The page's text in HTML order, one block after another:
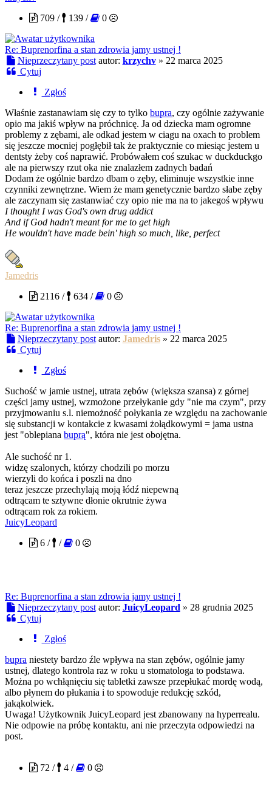
709 /
139 / 0
Re: Buprenorfina a stan zdrowia jamy ustnej !
Nieprzeczytany post autor: krzychv» 22 marca 2025
Cytuj
Zgłoś
Właśnie zastanawiam się czy to tylko bupra, czy ogólnie zażywanie
opio ma jakiś wpływ na próchnicę. Ja od dziecka mam ogromne
problemy z zębami, ale odkad jestem w ciagu na oxach to problem
się jeszcze mocniej pogłębił tak że praktycznie co miesiąc jestem u
dentsty żeby coś naprawić. Probówałem coś szukac w duckduckgo
ale na pierwszy rzut oka nie znalazłem zadnych badań
Dodam że ogólnie bardzo dbam o zęby, eliminuje wszystkie inne
czynniki zewnętrzne. Wiem że mam genetycznie bardzo słabe zęby
ale zaczynam się zastanwiać czy opio nie ma na to jakegoś wpływu
I thought I was God's own drug addict
And if God hadn't meant for me to get high
He wouldn't have made bein' high so much, like, perfect
Jamedris
2116 /
634 / 0
Re: Buprenorfina a stan zdrowia jamy ustnej !
Nieprzeczytany post autor: Jamedris» 22 marca 2025
Cytuj
Zgłoś
Suchość w jamie ustnej, utrata zębów (większa szansa) z górnej
części jamy ustnej, wzmożone przełykanie gdy "nie ma czym", przy
przyjmowaniu s.l. niemożność połykania ze względu na zachowanie
się substancji w kontakcie z kwasami żołądkowymi = jama ustna
jest "oblepiana buprą", która nie jest obojętna.
Ale suchość nr 1.
widzę szalonych, którzy chodzili po morzu
wierzyli do końca i poszli na dno
teraz jeszcze przechylają moją łódź niepewną
odtrącam te sztywne dłonie okrutnie żywa
odtrącam rok za rokiem.
JuicyLeopard
6 /
/ 0
Re: Buprenorfina a stan zdrowia jamy ustnej !
Nieprzeczytany post autor: JuicyLeopard » 28 grudnia 2025
Cytuj
Zgłoś
bupra niestety bardzo źle wpływa na stan zębów, ogólnie jamy
ustnej, dlatego kontrola raz w roku u stomatologa to podstawa.
Można po wchłąnięciu się tabletki zawsze przepłukać mordę wodą,
albo płynem do płukania i to spowoduje redukcję szkód,
jakąkolwiek.
Uwaga! Użytkownik JuicyLeopard jest zbanowany na hyperrealu.
Nie odpowie na próbę kontaktu, ani nie przeczyta odpowiedzi na
post.
72 /
4 / 0